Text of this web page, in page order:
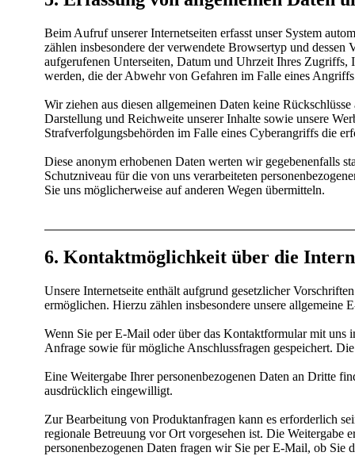
Beim Aufruf unserer Internetseiten erfasst unser System
zählen insbesondere der verwendete Browsertyp und
aufgerufenen Unterseiten, Datum und Uhrzeit Ihres Zugriffs,
werden, die der Abwehr von Gefahren im Falle eines
Wir ziehen aus diesen allgemeinen Daten keine
Darstellung und Reichweite unserer Inhalte sowie unsere
Strafverfolgungsbehörden im Falle eines Cyberangriffs die
Diese anonym erhobenen Daten werten wir gegebenenfalls
Schutzniveau für die von uns verarbeiteten
Sie uns möglicherweise auf anderen Wegen übermitteln.
6. Kontaktmöglichkeit über die
Unsere Internetseite enthält aufgrund gesetzlicher
ermöglichen. Hierzu zählen insbesondere unsere allgemeine
Wenn Sie per E-Mail oder über das Kontaktformular mit uns
Anfrage sowie für mögliche Anschlussfragen gespeichert.
Eine Weitergabe Ihrer personenbezogenen Daten an Dritte
ausdrücklich eingewilligt.
Zur Bearbeitung von Produktanfragen kann es erforderlich
regionale Betreuung vor Ort vorgesehen ist. Die
personenbezogenen Daten fragen wir Sie per E-Mail, ob Sie